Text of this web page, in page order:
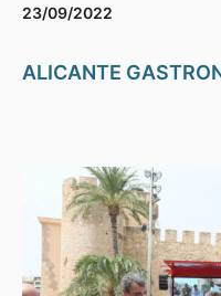
23/09/2022
ALICANTE